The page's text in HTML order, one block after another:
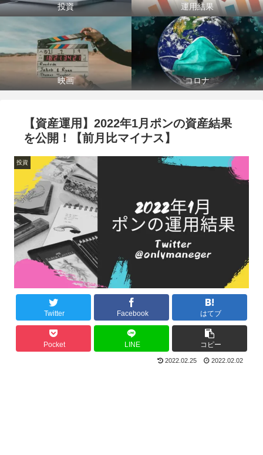
投資 運用結果
映画 コロナ
【資産運用】2022年1月ポンの資産結果
を公開！【前月比マイナス】
投資
Twitter Facebook はてブ
Pocket LINE コピー
2022.02.25 2022.02.02